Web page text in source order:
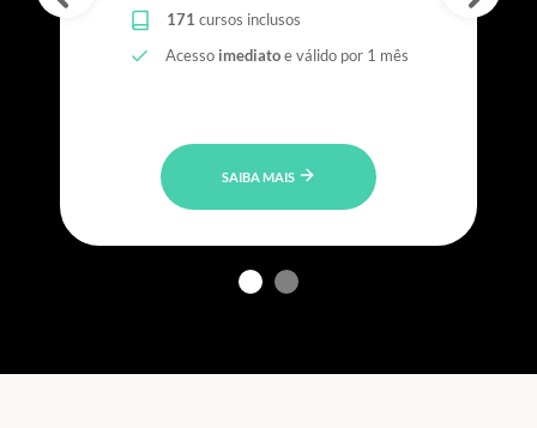
171 cursos inclusos
Acesso imediatoe válido por 1 mês
SAIBA MAIS